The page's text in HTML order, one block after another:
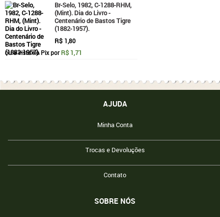
Br-Selo, 1982, C-1288-RHM,
(Mint). Dia do Livro -
Centenário de Bastos Tigre
(1882-1957).
R$ 1,80
ou à vista no Pix porR$ 1,71
AJUDA
Minha Conta
Trocas e Devoluções
Contato
SOBRE NÓS